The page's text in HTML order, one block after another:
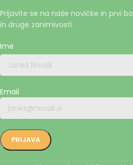
Prijavite se na naše novičke in prvi
in druge zanimivosti.
Ime
Email